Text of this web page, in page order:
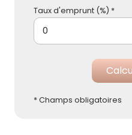
Taux d'emprunt (%) *
* Champs obligatoires